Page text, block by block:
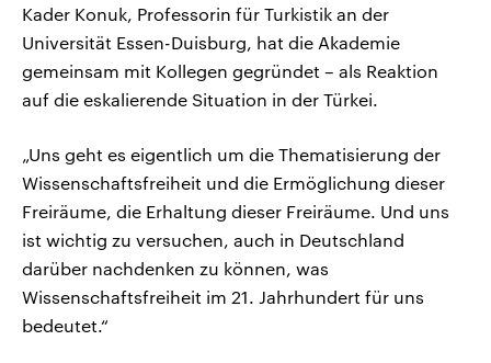
Kader Konuk, Professorin für Turkistik an der
Universität Essen-Duisburg, hat die Akademie
gemeinsam mit Kollegen gegründet – als Reaktion
auf die eskalierende Situation in der Türkei.
„Uns geht es eigentlich um die Thematisierung der
Wissenschaftsfreiheit und die Ermöglichung dieser
Freiräume, die Erhaltung dieser Freiräume. Und uns
ist wichtig zu versuchen, auch in Deutschland
darüber nachdenken zu können, was
Wissenschaftsfreiheit im 21. Jahrhundert für uns
bedeutet.“